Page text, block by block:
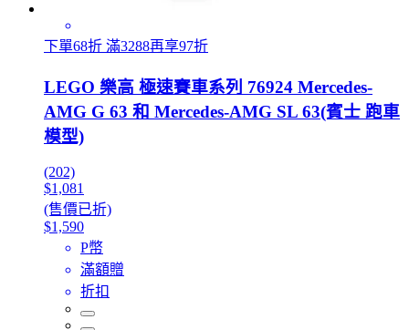
下單68折 滿3288再享97折
LEGO 樂高 極速賽車系列 76924 Mercedes-
AMG G 63 和 Mercedes-AMG SL 63(賓士 跑車
模型)
(202)
$1,081
(售價已折)
$1,590
P幣
滿額贈
折扣